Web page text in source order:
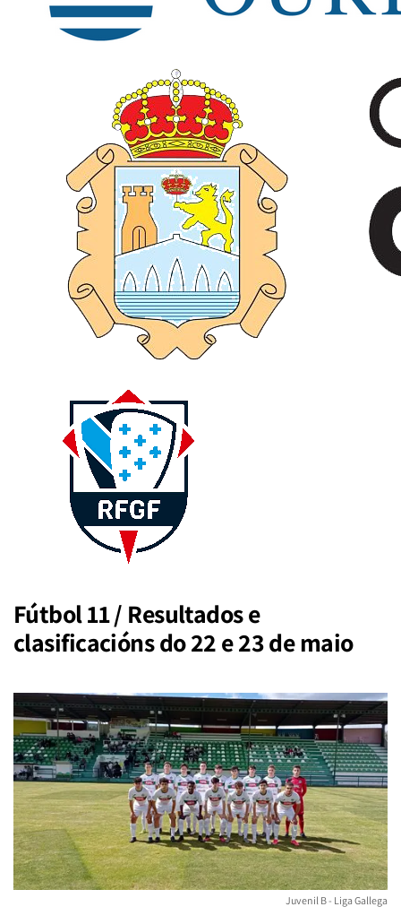
Fútbol 11 / Resultados e
clasificacións do 22 e 23 de maio
Juvenil B - Liga Gallega